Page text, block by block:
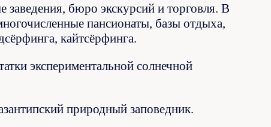
заведения, бюро экскурсий и торговля. В
пансионаты, базы отдыха,
кайтсёрфинга.
экспериментальной солнечной
природный заповедник.